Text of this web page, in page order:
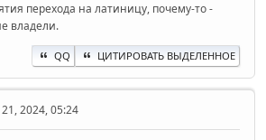
перехода на латиницу, почему-то -
владели.
QQ ЦИТИРОВАТЬ ВЫДЕЛЕННОЕ
2024, 05:24